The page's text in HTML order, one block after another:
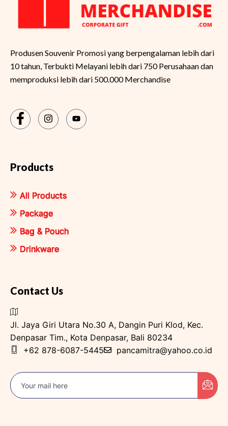
Produsen Souvenir Promosi yang berpengalaman lebih dari
10 tahun, Terbukti Melayani lebih dari 750 Perusahaan dan
memproduksi lebih dari 500.000 Merchandise
Products
All Products
Package
Bag & Pouch
Drinkware
Contact Us
Jl. Jaya Giri Utara No.30 A, Dangin Puri Klod, Kec.
Denpasar Tim., Kota Denpasar, Bali 80234
+62 878-6087-5445
pancamitra@yahoo.co.id